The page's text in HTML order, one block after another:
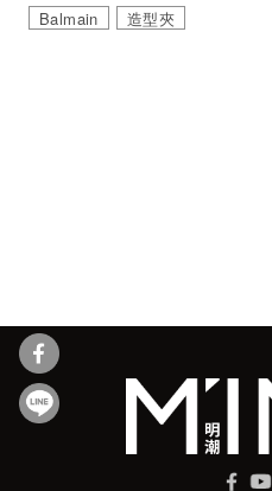
Balmain 造型夾